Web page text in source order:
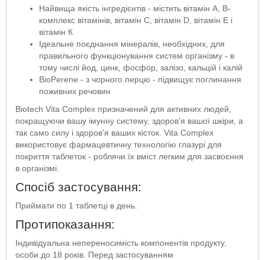
Найвища якість інгредієнтів - містить вітамін A, B-
комплекс вітамінів, вітамін С, вітамін D, вітамін Е і
вітамін К
Ідеальне поєднання мінералів, необхідних, для
правильного функціонування систем організму - в
тому числі йод, цинк, фосфор, залізо, кальцій і калій
BioPerene - з чорного перцю - підвищує поглинання
поживних речовин
Biotech Vita Complex призначений для активних людей,
покращуючи вашу імунну систему, здоров'я вашої шкіри, а
так само силу і здоров'я ваших кісток. Vita Complex
використовує фармацевтичну технологію глазурі для
покриття таблеток - роблячи їх вміст легким для засвоєння
в організмі.
Спосіб застосування:
Приймати по 1 таблетці в день.
Протипоказання:
Індивідуальна непереносимість компонентів продукту,
особи до 18 років. Перед застосуванням